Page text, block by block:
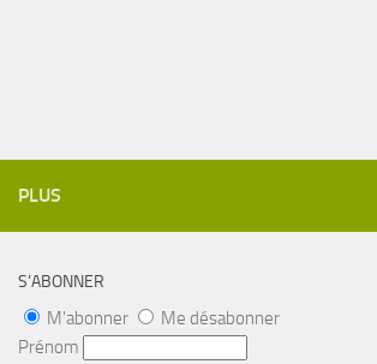
PLUS
S’ABONNER
M'abonner
Me désabonner
Prénom